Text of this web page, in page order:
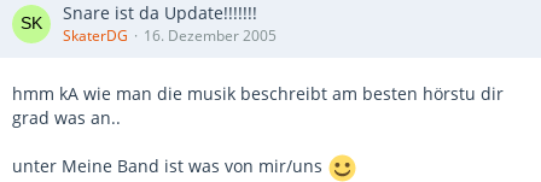
Snare ist da Update!!!!!!!
SkaterDG 16. Dezember 2005
hmm kA wie man die musik beschreibt am besten hörstu dir
grad was an..
unter Meine Band ist was von mir/uns